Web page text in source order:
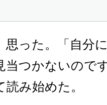
思った。「自分
当つかないので
み始めた。